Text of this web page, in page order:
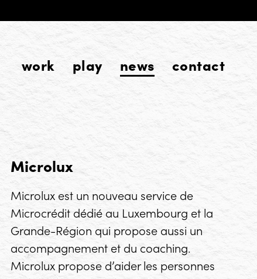
work play news contact
Microlux
Microlux est un nouveau service de
Microcrédit dédié au Luxembourg et la
Grande-Région qui propose aussi un
accompagnement et du coaching.
Microlux propose d’aider les personnes